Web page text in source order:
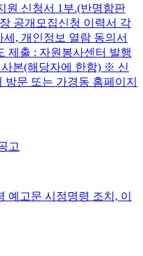
원 신청서 1부.(반명함판
공개모집신청 이력서 각
, 개인정보 열람 동의서
제출 : 자원봉사센터 발행
본(해당자에 한함) ※ 신
문 또는 가경동 홈페이지
고
예고문 시정명령 조치, 이